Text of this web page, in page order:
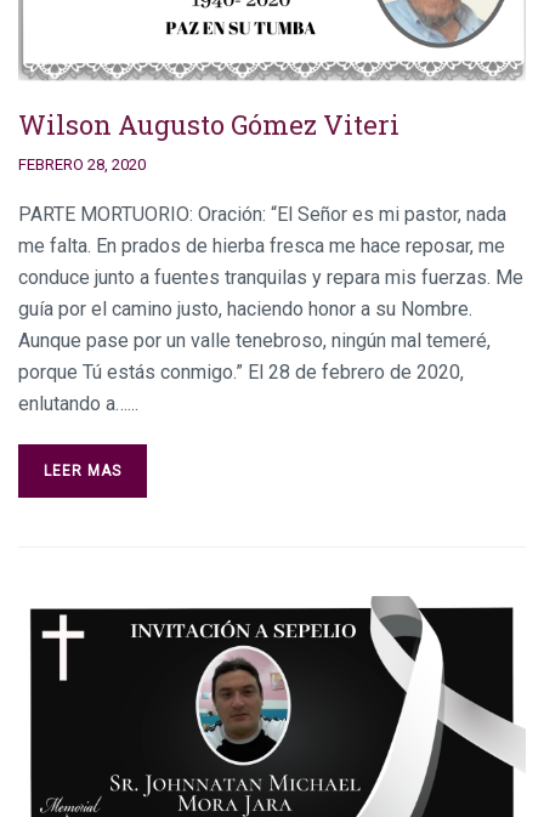
Wilson Augusto Gómez Viteri
FEBRERO 28, 2020
PARTE MORTUORIO: Oración: “El Señor es mi pastor, nada
me falta. En prados de hierba fresca me hace reposar, me
conduce junto a fuentes tranquilas y repara mis fuerzas. Me
guía por el camino justo, haciendo honor a su Nombre.
Aunque pase por un valle tenebroso, ningún mal temeré,
porque Tú estás conmigo.” El 28 de febrero de 2020,
enlutando a…...
LEER MAS